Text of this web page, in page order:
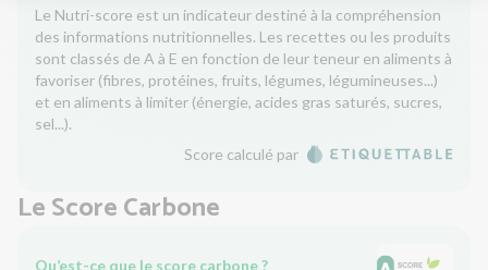
Le Nutri-score est un indicateur destiné à la compréhension
des informations nutritionnelles. Les recettes ou les produits
sont classés de A à E en fonction de leur teneur en aliments à
favoriser (fibres, protéines, fruits, légumes, légumineuses...)
et en aliments à limiter (énergie, acides gras saturés, sucres,
sel...).
Score calculé par
Le Score Carbone
Qu’est-ce que le score carbone ?